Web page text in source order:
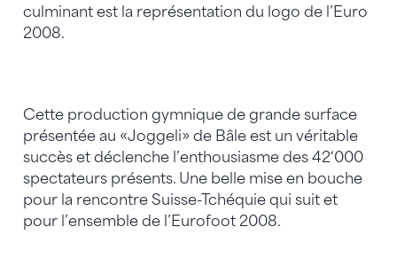
culminant est la représentation du logo de l’Euro
2008.
Cette production gymnique de grande surface
présentée au «Joggeli» de Bâle est un véritable
succès et déclenche l’enthousiasme des 42‘000
spectateurs présents. Une belle mise en bouche
pour la rencontre Suisse-Tchéquie qui suit et
pour l’ensemble de l’Eurofoot 2008.